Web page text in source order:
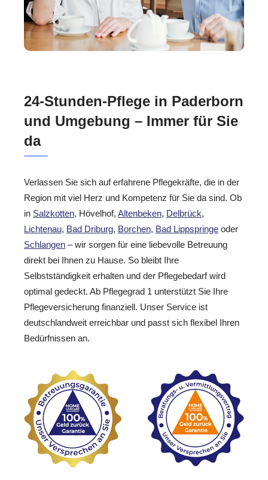
24-Stunden-Pflege in Paderborn
und Umgebung – Immer für Sie
da
Verlassen Sie sich auf erfahrene Pflegekräfte, die in der
Region mit viel Herz und Kompetenz für Sie da sind. Ob
in Salzkotten, Hövelhof, Altenbeken, Delbrück,
Lichtenau, Bad Driburg, Borchen, Bad Lippspringe oder
Schlangen – wir sorgen für eine liebevolle Betreuung
direkt bei Ihnen zu Hause. So bleibt Ihre
Selbstständigkeit erhalten und der Pflegebedarf wird
optimal gedeckt. Ab Pflegegrad 1 unterstützt Sie Ihre
Pflegeversicherung finanziell. Unser Service ist
deutschlandweit erreichbar und passt sich flexibel Ihren
Bedürfnissen an.